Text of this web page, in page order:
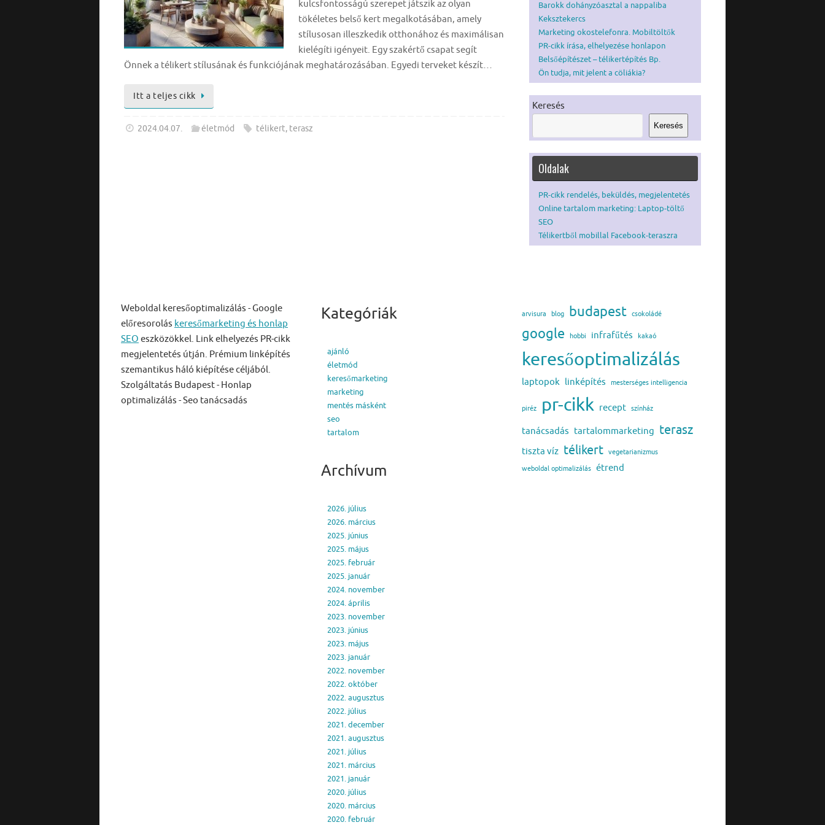
kulcsfontosságú szerepet játszik az olyan
tökéletes belső kert megalkotásában, amely
stílusosan illeszkedik otthonához és maximálisan
kielégíti igényeit. Egy szakértő csapat segít
Önnek a télikert stílusának és funkciójának meghatározásában. Egyedi terveket készít…
Itt a teljes cikk
2024.04.07. életmód télikert, terasz
Barokk dohányzóasztal a nappaliba
Keksztekercs
Marketing okostelefonra. Mobiltöltők
PR-cikk írása, elhelyezése honlapon
Belsőépítészet – télikertépítés Bp.
Ön tudja, mit jelent a cöliákia?
Keresés
Keresés
Oldalak
PR-cikk rendelés, beküldés, megjelentetés
Online tartalom marketing: Laptop-töltő
SEO
Télikertből mobillal Facebook-teraszra
Weboldal keresőoptimalizálás - Google
előresorolás keresőmarketing és honlap
SEO eszközökkel. Link elhelyezés PR-cikk
megjelentetés útján. Prémium linképítés
szemantikus háló kiépítése céljából.
Szolgáltatás Budapest - Honlap
optimalizálás - Seo tanácsadás
Kategóriák
ajánló
életmód
keresőmarketing
marketing
mentés másként
seo
tartalom
Archívum
2026. július
2026. március
2025. június
2025. május
2025. február
2025. január
2024. november
2024. április
2023. november
2023. június
2023. május
2023. január
2022. november
2022. október
2022. augusztus
2022. július
2021. december
2021. augusztus
2021. július
2021. március
2021. január
2020. július
2020. március
2020. február
arvisura blog budapest csokoládé
google hobbi infrafűtés kakaó
keresőoptimalizálás
laptopok linképítés mesterséges intelligencia
piréz pr-cikk recept színház
tanácsadás tartalommarketing terasz
tiszta víz télikert vegetarianizmus
weboldal optimalizálás étrend